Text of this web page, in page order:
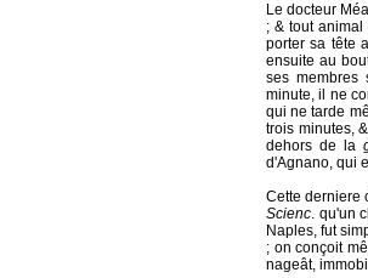
Le docteur
; & tout
porter sa tête
ensuite au
ses membres
minute, il ne
qui ne tarde
trois minutes,
dehors de la
d'Agnano, qui
Cette derniere
Scienc. qu'un
Naples, fut
; on conçoit
nageât,